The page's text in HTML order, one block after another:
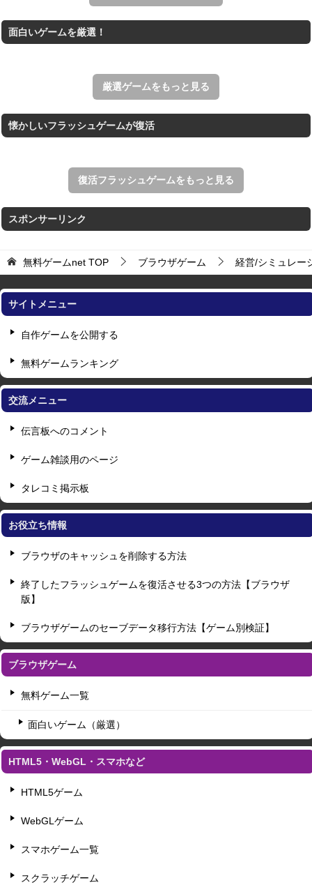
王国を構築していく放置系のシミュレーションゲーム。
すべての矢印を画面外へ導くパズルゲーム。
面白いゲームを厳選！
厳選ゲームをもっと見る
懐かしいフラッシュゲームが復活
復活フラッシュゲームをもっと見る
スポンサーリンク
無料ゲームnet TOP ブラウザゲーム 経営/シミュレー
サイトメニュー
自作ゲームを公開する
無料ゲームランキング
交流メニュー
伝言板へのコメント
ゲーム雑談用のページ
タレコミ掲示板
お役立ち情報
ブラウザのキャッシュを削除する方法
終了したフラッシュゲームを復活させる3つの方法【ブラウザ
版】
ブラウザゲームのセーブデータ移行方法【ゲーム別検証】
ブラウザゲーム
無料ゲーム一覧
面白いゲーム（厳選）
HTML5・WebGL・スマホなど
HTML5ゲーム
WebGLゲーム
スマホゲーム一覧
スクラッチゲーム